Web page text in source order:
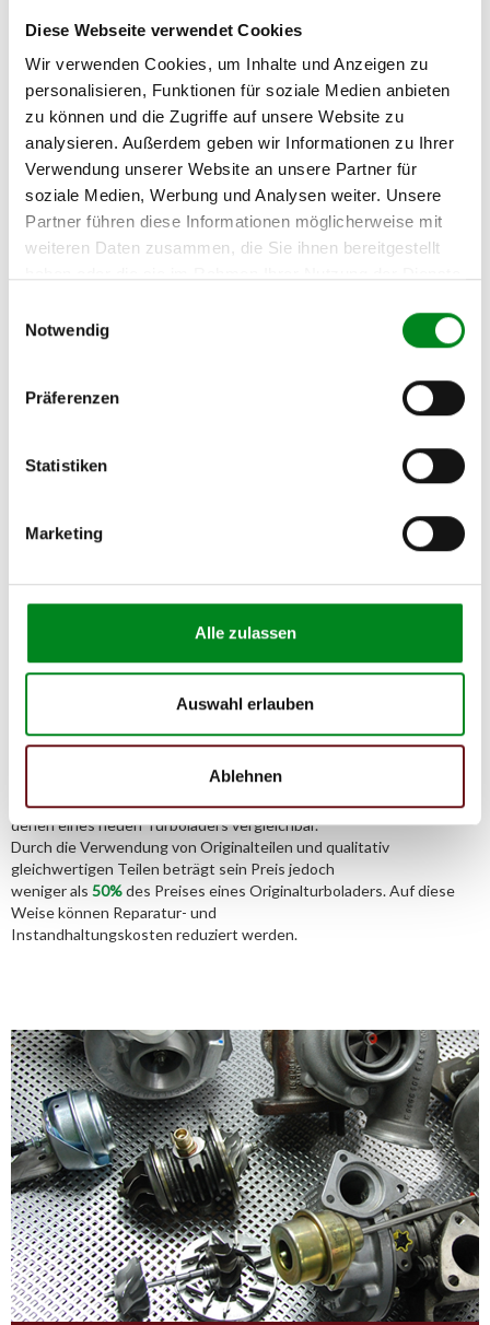
Diese Webseite verwendet Cookies
Wir verwenden Cookies, um Inhalte und Anzeigen zu
personalisieren, Funktionen für soziale Medien anbieten
zu können und die Zugriffe auf unsere Website zu
analysieren. Außerdem geben wir Informationen zu Ihrer
Verwendung unserer Website an unsere Partner für
soziale Medien, Werbung und Analysen weiter. Unsere
Partner führen diese Informationen möglicherweise mit
weiteren Daten zusammen, die Sie ihnen bereitgestellt
Notwendig
Präferenzen
Statistiken
Marketing
Alle zulassen
Auswahl erlauben
Ablehnen
Zur exakten Fahrzeug-Identifizierung können Sie auch unseren
Support kontaktieren ( Chat, Telefon oder E-Mail).
Wir benötigen folgende Fahrzeugdaten: Schlüsselnummerzu 2
(2.1) und zu 3 (2.2) oderFahrgestellnummer.
Passendes Fahrzeug nicht dabei?
Fahrzeug-Suche für AT-Turbolader
Oder einfachim Chat nachfragen.
Hersteller/EU Verantwortliche
Person
TMC Turbolader Manufaktur Coesfeld
Am Wasserturm 55, Coesfeld, NRW, 48653, DE
Der Aufbereitungsprozess für
Turbolader
Die Qualität und Lebensdauer eines überholten Turboladers ist mit
denen eines neuen Turboladers vergleichbar.
Durch die Verwendung von Originalteilen und qualitativ
gleichwertigen Teilen beträgt sein Preis jedoch
weniger als 50%des Preises eines Originalturboladers. Auf diese
Weise können Reparatur- und
Instandhaltungskosten reduziert werden.